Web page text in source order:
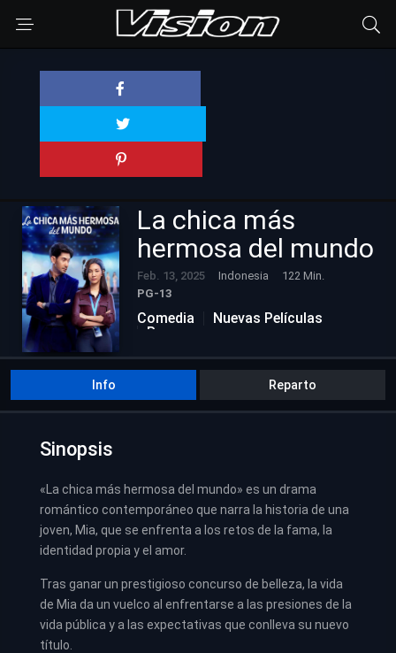
La chica más
hermosa del mundo
Feb. 13, 2025 Indonesia
122 Min.
PG-13
Comedia
Nuevas Películas
Romance
Info Reparto
Sinopsis
«La chica más hermosa del mundo» es un drama
romántico contemporáneo que narra la historia de una
joven, Mia, que se enfrenta a los retos de la fama, la
identidad propia y el amor.
Tras ganar un prestigioso concurso de belleza, la vida
de Mia da un vuelco al enfrentarse a las presiones de la
vida pública y a las expectativas que conlleva su nuevo
título.